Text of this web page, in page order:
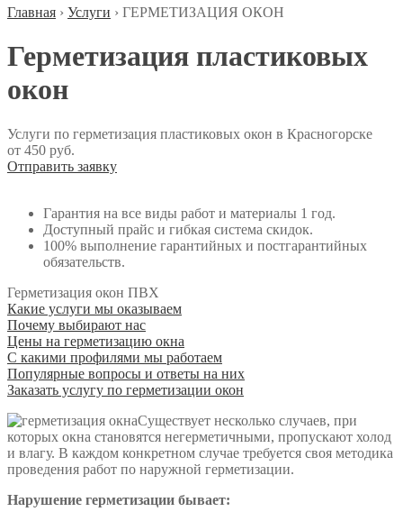
Главная › Услуги › ГЕРМЕТИЗАЦИЯ ОКОН
Герметизация пластиковых
окон
Услуги по герметизация пластиковых окон в Красногорске
от 450 руб.
Отправить заявку
Гарантия на все виды работ и материалы 1 год.
Доступный прайс и гибкая система скидок.
100% выполнение гарантийных и постгарантийных
обязательств.
Герметизация окон ПВХ
Какие услуги мы оказываем
Почему выбирают нас
Цены на герметизацию окна
С какими профилями мы работаем
Популярные вопросы и ответы на них
Заказать услугу по герметизации окон
Существует несколько случаев, при
которых окна становятся негерметичными, пропускают холод
и влагу. В каждом конкретном случае требуется своя методика
проведения работ по наружной герметизации.
Нарушение герметизации бывает: